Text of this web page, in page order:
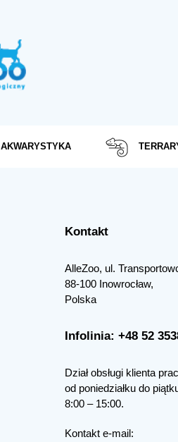
AKWARYSTYKA
Kontakt
AlleZoo, ul.
88-100 Inowrocław,
Polska
Infolinia: +48 52
Dział obsługi klienta
od poniedziałku do
8:00 – 15:00.
Kontakt e-mail: